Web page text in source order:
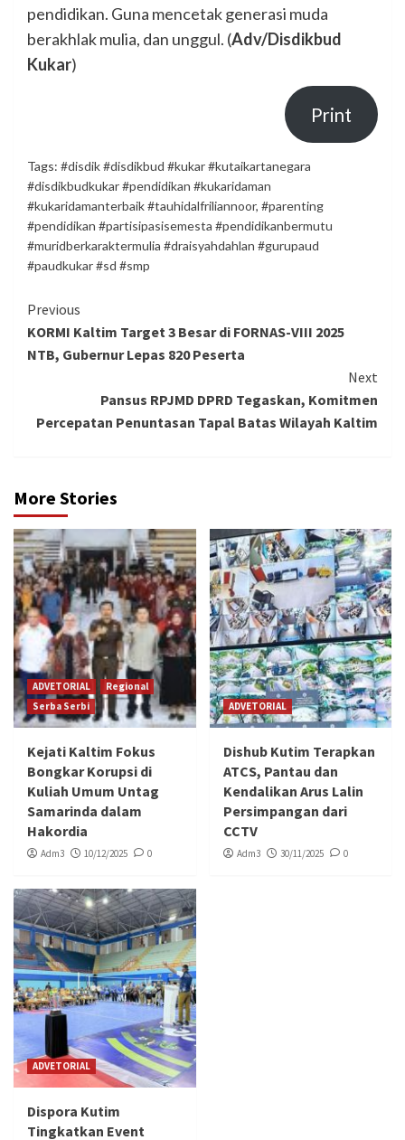
pendidikan. Guna mencetak generasi muda
berakhlak mulia, dan unggul. (Adv/Disdikbud
Kukar)
Print
Tags: #disdik #disdikbud #kukar #kutaikartanegara
#disdikbudkukar #pendidikan #kukaridaman
#kukaridamanterbaik #tauhidalfriliannoor, #parenting
#pendidikan #partisipasisemesta #pendidikanbermutu
#muridberkaraktermulia #draisyahdahlan #gurupaud
#paudkukar #sd #smp
Continue
Reading
Previous
KORMI Kaltim Target 3 Besar di FORNAS-VIII 2025
NTB, Gubernur Lepas 820 Peserta
Next
Pansus RPJMD DPRD Tegaskan, Komitmen
Percepatan Penuntasan Tapal Batas Wilayah Kaltim
More Stories
ADVETORIAL
Regional
Serba Serbi
Kejati Kaltim Fokus
Bongkar Korupsi di
Kuliah Umum Untag
Samarinda dalam
Hakordia
Adm3 10/12/2025 0
ADVETORIAL
Dishub Kutim Terapkan
ATCS, Pantau dan
Kendalikan Arus Lalin
Persimpangan dari
CCTV
Adm3 30/11/2025 0
ADVETORIAL
Dispora Kutim
Tingkatkan Event